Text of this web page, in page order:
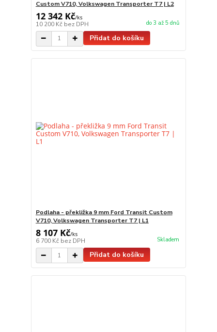
Custom V710, Volkswagen Transporter T7 | L2
12 342 Kč/ks
10 200 Kč bez DPH do 3 až 5 dnů
Přidat do košíku
Podlaha - překližka 9 mm Ford Transit Custom
V710, Volkswagen Transporter T7 | L1
8 107 Kč/ks
6 700 Kč bez DPH Skladem
Přidat do košíku